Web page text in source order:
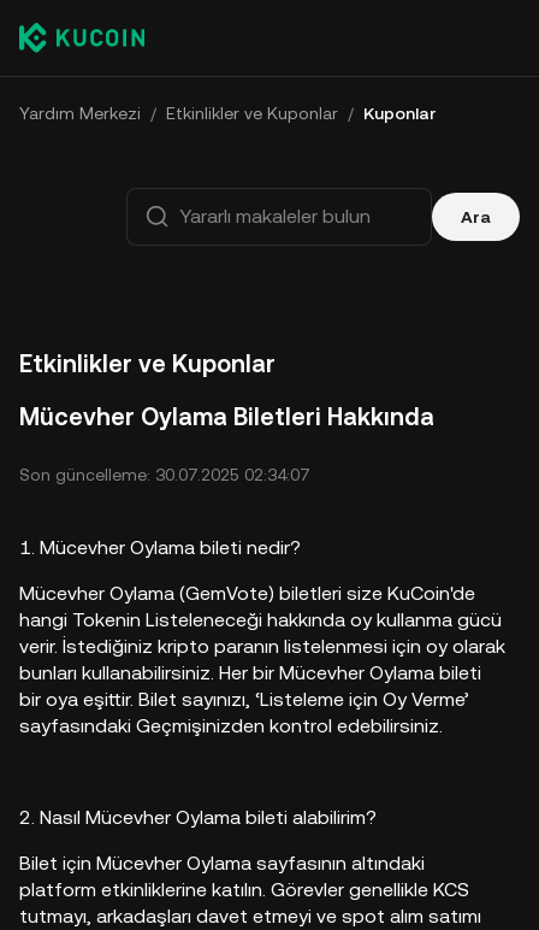
Yardım Merkezi / Etkinlikler ve Kuponlar / Kuponlar
Ara
Etkinlikler ve Kuponlar
Mücevher Oylama Biletleri Hakkında
Son güncelleme: 30.07.2025 02:34:07
1. Mücevher Oylama bileti nedir?
Mücevher Oylama (GemVote) biletleri size KuCoin'de
hangi Tokenin Listeleneceği hakkında oy kullanma gücü
verir. İstediğiniz kripto paranın listelenmesi için oy olarak
bunları kullanabilirsiniz. Her bir Mücevher Oylama bileti
bir oya eşittir. Bilet sayınızı, ‘Listeleme için Oy Verme’
sayfasındaki Geçmişinizden kontrol edebilirsiniz.
2. Nasıl Mücevher Oylama bileti alabilirim?
Bilet için Mücevher Oylama sayfasının altındaki
platform etkinliklerine katılın. Görevler genellikle KCS
tutmayı, arkadaşları davet etmeyi ve spot alım satımı